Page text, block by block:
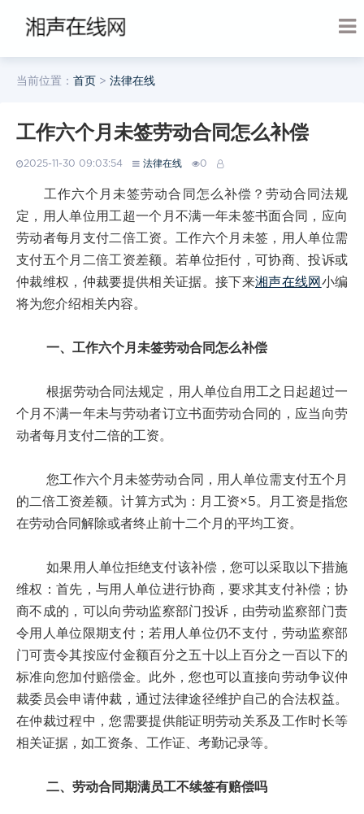
当前位置： 首页 > 法律在线
工作六个月未签劳动合同怎么补偿
2025-11-30 09:03:54 法律在线 0
工作六个月未签劳动合同怎么补偿？劳动合同法规
定，用人单位用工超一个月不满一年未签书面合同，应向
劳动者每月支付二倍工资。工作六个月未签，用人单位需
支付五个月二倍工资差额。若单位拒付，可协商、投诉或
仲裁维权，仲裁要提供相关证据。接下来湘声在线网 小编
将为您介绍相关内容。
一、工作六个月未签劳动合同怎么补偿
根据劳动合同法规定，用人单位自用工之日起超过一
个月不满一年未与劳动者订立书面劳动合同的，应当向劳
动者每月支付二倍的工资。
您工作六个月未签劳动合同，用人单位需支付五个月
的二倍工资差额。计算方式为：月工资×5。月工资是指您
在劳动合同解除或者终止前十二个月的平均工资。
如果用人单位拒绝支付该补偿，您可以采取以下措施
维权：首先，与用人单位进行协商，要求其支付补偿；协
商不成的，可以向劳动监察部门投诉，由劳动监察部门责
令用人单位限期支付；若用人单位仍不支付，劳动监察部
门可责令其按应付金额百分之五十以上百分之一百以下的
标准向您加付赔偿金。此外，您也可以直接向劳动争议仲
裁委员会申请仲裁，通过法律途径维护自己的合法权益。
在仲裁过程中，您需要提供能证明劳动关系及工作时长等
相关证据，如工资条、工作证、考勤记录等。
二、劳动合同期满员工不续签有赔偿吗